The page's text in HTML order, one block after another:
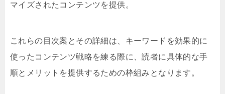
マイズされたコンテンツを提供。
これらの目次案とその詳細は、キーワードを効果的に
使ったコンテンツ戦略を練る際に、読者に具体的な手
順とメリットを提供するための枠組みとなります。